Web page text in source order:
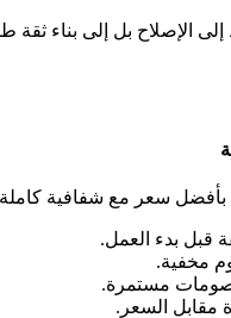
الإصلاح بل إلى بناء ثقة
سعر مع شفافية
قبل بدء العمل.
مخفية.
مستمرة.
مقابل السعر.